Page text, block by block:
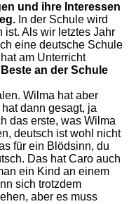
und ihre Interessen
In der Schule wird
ist. Als wir letztes Jahr
eine deutsche Schule
am Unterricht
an der Schule
Wilma hat aber
dann gesagt, ja
das erste, was Wilma
deutsch ist wohl nicht
für ein Blödsinn, du
Das hat Caro auch
ein Kind an einem
sich trotzdem
aber es muss